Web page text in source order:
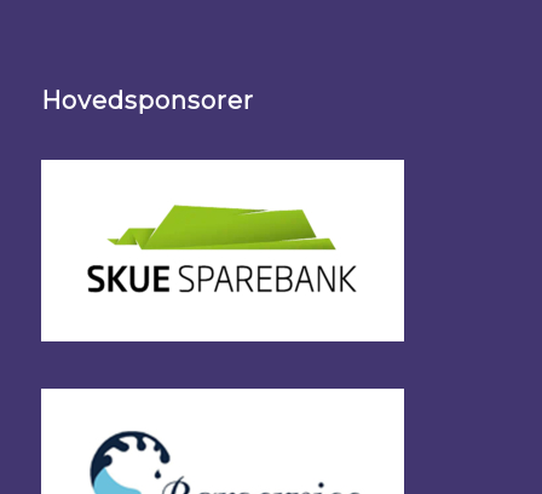
Hovedsponsorer